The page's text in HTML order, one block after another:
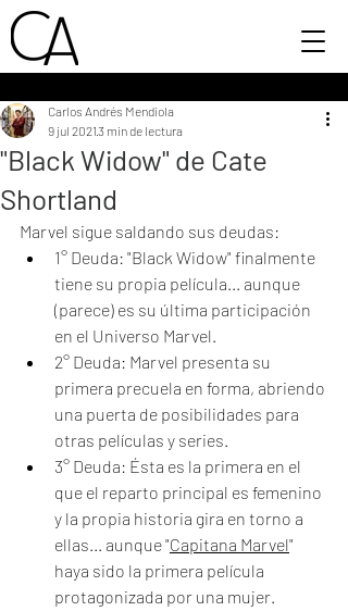
"Black Widow" de Cate
Shortland
Carlos Andrés Mendiola
9 jul 20213 min de lectura
Marvel sigue saldando sus deudas:
1° Deuda: "Black Widow" finalmente
tiene su propia película... aunque
(parece) es su última participación
en el Universo Marvel.
2° Deuda: Marvel presenta su
primera precuela en forma, abriendo
una puerta de posibilidades para
otras películas y series.
3° Deuda: Ésta es la primera en el
que el reparto principal es femenino
y la propia historia gira en torno a
ellas... aunque "Capitana Marvel"
haya sido la primera película
protagonizada por una mujer.